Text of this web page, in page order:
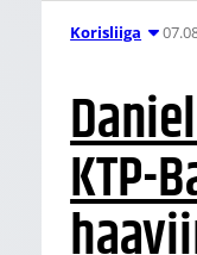
Korisliiga
KTP-